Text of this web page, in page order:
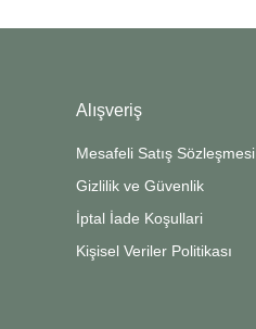
Alışveriş
Mesafeli Satış Sözleşmesi
Gizlilik ve Güvenlik
İptal İade Koşullari
Kişisel Veriler Politikası